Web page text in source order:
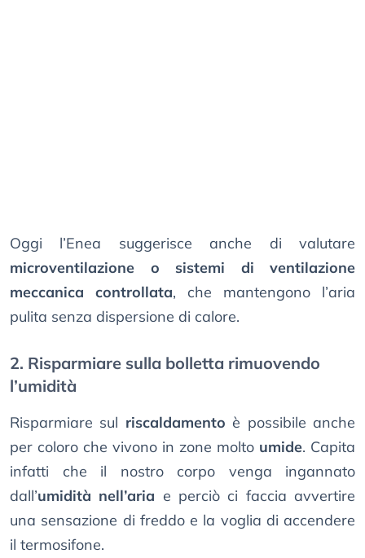
Oggi l’Enea suggerisce anche di valutare
microventilazione o sistemi di ventilazione
meccanica controllata, che mantengono l’aria
pulita senza dispersione di calore.
2. Risparmiare sulla bolletta rimuovendo
l’umidità
Risparmiare sul riscaldamento è possibile anche
per coloro che vivono in zone molto umide. Capita
infatti che il nostro corpo venga ingannato
dall’umidità nell’aria e perciò ci faccia avvertire
una sensazione di freddo e la voglia di accendere
il termosifone.